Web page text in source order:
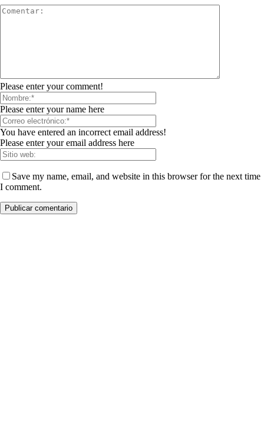
Please enter your comment!
Please enter your name here
You have entered an incorrect email address!
Please enter your email address here
Save my name, email, and website in this browser for the next time
I comment.